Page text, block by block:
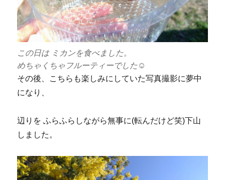
この日は ミカンを食べました。
めちゃくちゃフルーティーでした☺
その後、こちらも楽しみにしていた写真撮影に夢中
になり、
辺りを ふらふらしながら無事に(転んだけど笑)下山
しました。